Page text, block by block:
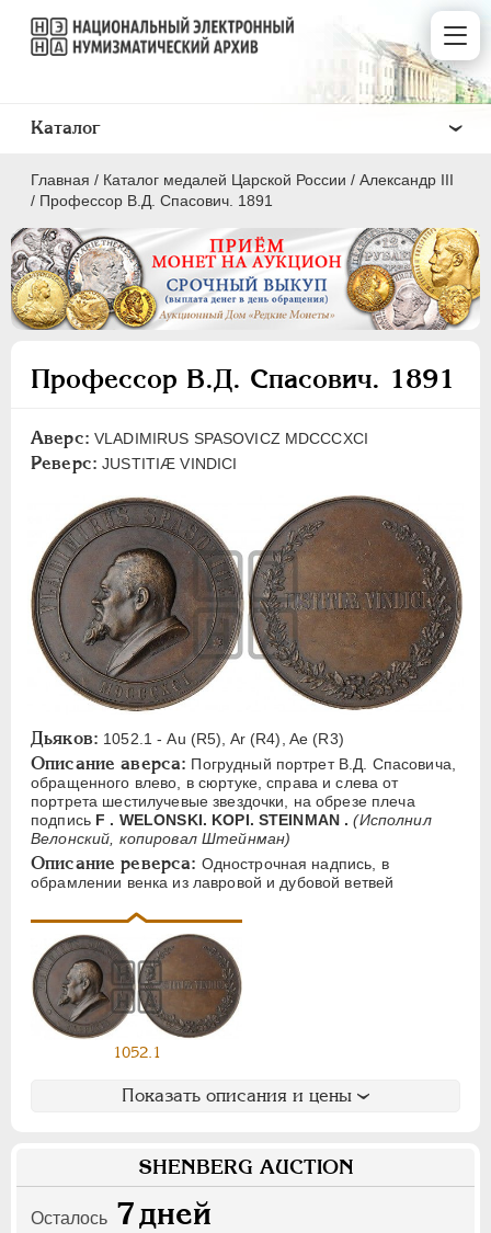
Главная / Каталог медалей Царской России / Александр III
/ Профессор В.Д. Спасович. 1891
Профессор В.Д. Спасович. 1891
Аверс: VLADIMIRUS SPASOVICZ MDCCCXCI
Реверс: JUSTITIÆ VINDICI
Дьяков: 1052.1 - Au (R5), Ar (R4), Ae (R3)
Описание аверса: Погрудный портрет В.Д. Спасовича,
обращенного влево, в сюртуке, справа и слева от
портрета шестилучевые звездочки, на обрезе плеча
подпись F . WELONSKI. KOPI. STEINMAN . (Исполнил
Велонский, копировал Штейнман)
Описание реверса: Однострочная надпись, в
обрамлении венка из лавровой и дубовой ветвей
1052.1
Показать описания и цены
SHENBERG AUCTION
Осталось 7дней
Каталог
ВСЕ
ЕКАТЕРИНА I 1725-1727
АННА ИОАННОВНА 1730-1740
ИОАНН АНТОНОВИЧ 1740-1741
ЕЛИЗАВЕТА 1741-1762
ПЕТР III 1762-1762
ЕКАТЕРИНА II 1762-1796
ПАВЕЛ I 1796-1801
АЛЕКСАНДР I 1801-1825
НИКОЛАЙ I 1826-1855
АЛЕКСАНДР II 1855-1881
АЛЕКСАНДР III
Латинская надпись
A C E F H I J K
M
R S T V W
Русская надпись
Б Г Д
М Н П
Ф
Х Э
7
1894-1917
СЕРИИ МЕДАЛЕЙ 1600-1881